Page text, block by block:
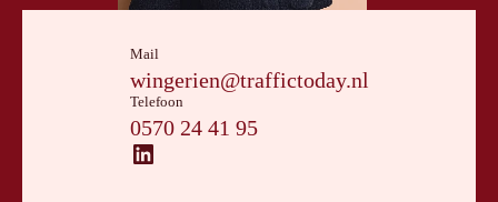
Mail
wingerien@traffictoday.nl
Telefoon
0570 24 41 95
LinkedIn